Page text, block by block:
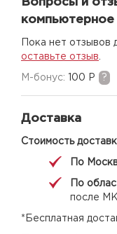
Вопросы и
Пока нет отзывов
оставьте отзыв
M-бонус: 100 Р ?
Доставка
Стоимость
По
По
после
*Бесплатная